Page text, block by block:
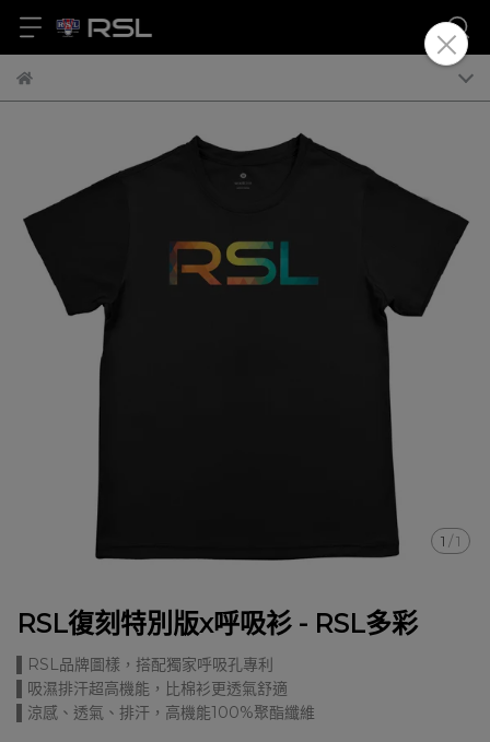
1 /1
RSL復刻特別版x呼吸衫 - RSL多彩
▌RSL品牌圖樣，搭配獨家呼吸孔專利
▌吸濕排汗超高機能，比棉衫更透氣舒適
▌涼感、透氣、排汗，高機能100%聚酯纖維